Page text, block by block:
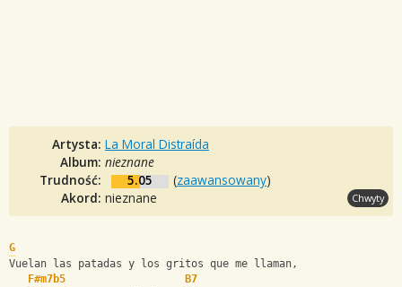
Artysta: La Moral Distraída
Album: nieznane
Trudność:
5.05 (zaawansowany)
Akord: nieznane Chwyty
G
Vuelan las patadas y los gritos que me llaman,
F#m7b5
B7